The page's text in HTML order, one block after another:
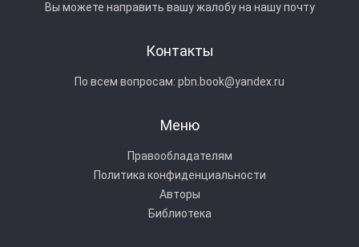
Вы можете направить вашу жалобу на нашу почту
Контакты
По всем вопросам: pbn.book@yandex.ru
Меню
Правообладателям
Политика конфиденциальности
Авторы
Библиотека